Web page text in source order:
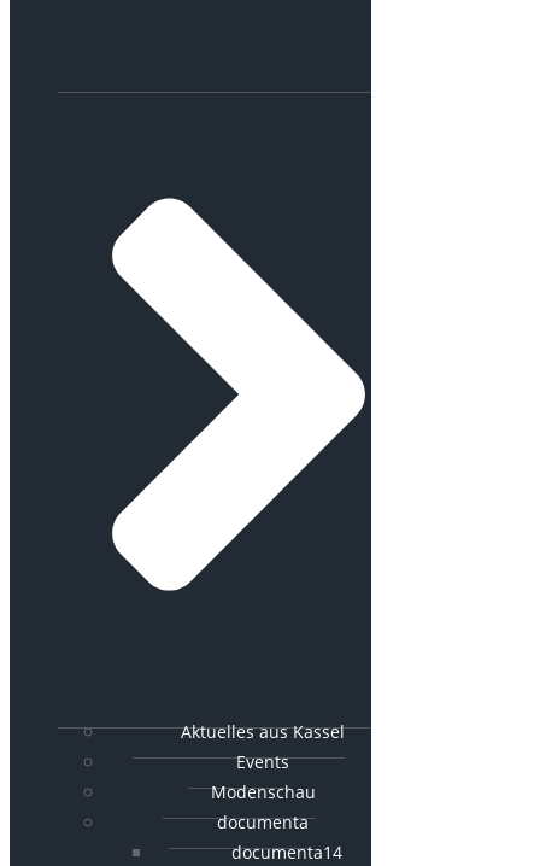
Aktuelles aus Kassel
Events
Modenschau
documenta
documenta14